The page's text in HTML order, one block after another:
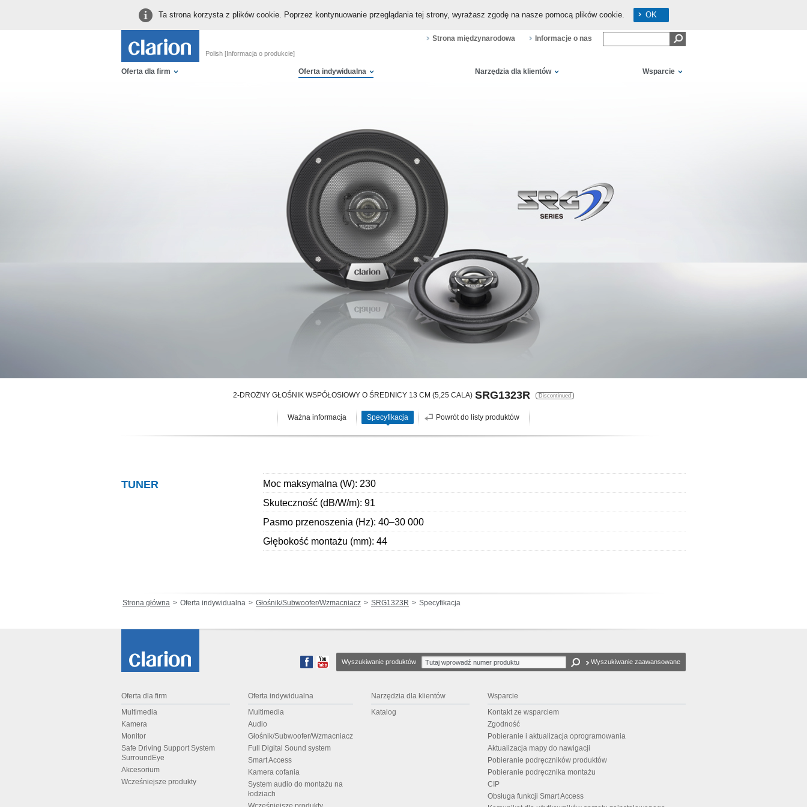
Ta strona korzysta z plików cookie. Poprzez kontynuowanie przeglądania tej strony, wyrażasz zgodę na nasze pomocą plików cookie. OK
Polish [Informacja o produkcie]
Strona międzynarodowa Informacje o nas
Oferta dla firm Oferta indywidualna Narzędzia dla klientów Wsparcie
2-DROŻNY GŁOŚNIK WSPÓŁOSIOWY O ŚREDNICY 13 CM (5,25 CALA) SRG1323R Discontinued
Ważna informacja Specyfikacja Powrót do listy produktów
TUNER
Moc maksymalna (W): 230
Skuteczność (dB/W/m): 91
Pasmo przenoszenia (Hz): 40–30 000
Głębokość montażu (mm): 44
Strona główna Oferta indywidualna Głośnik/Subwoofer/Wzmacniacz SRG1323R Specyfikacja
Wyszukiwanie produktów Wyszukiwanie zaawansowane
Oferta dla firm
Multimedia
Kamera
Monitor
Safe Driving Support System
SurroundEye
Akcesorium
Wcześniejsze produkty
Oferta indywidualna
Multimedia
Audio
Głośnik/Subwoofer/Wzmacniacz
Full Digital Sound system
Smart Access
Kamera cofania
System audio do montażu na
łodziach
Narzędzia dla klientów
Katalog
Wsparcie
Kontakt ze wsparciem
Zgodność
Pobieranie i aktualizacja oprogramowania
Aktualizacja mapy do nawigacji
Pobieranie podręczników produktów
Pobieranie podręcznika montażu
CIP
Obsługa funkcji Smart Access